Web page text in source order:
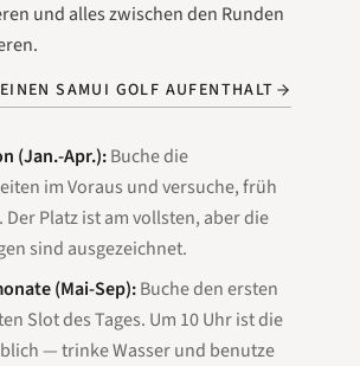
und alles zwischen den Runden
SAMUI GOLF AUFENTHALT
(Jan.-Apr.):Buche die
im Voraus und versuche, früh
Der Platz ist am vollsten, aber die
sind ausgezeichnet.
(Mai-Sep):Buche den ersten
Slot des Tages. Um 10 Uhr ist die
— trinke Wasser und benutze